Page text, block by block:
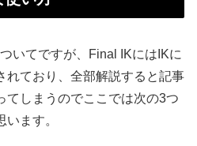
いてですが、Final IKにはIKに
れており、全部解説すると記事
てしまうのでここでは次の3つ
ます。